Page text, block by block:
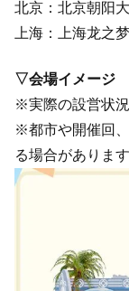
北京：北京朝阳
上海：上海龙之
▽会場イメージ
※実際の設営状
※都市や開催回
る場合があります